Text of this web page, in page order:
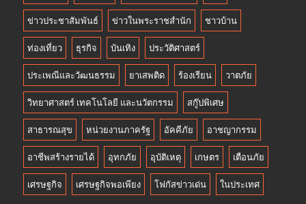
ข่าวประชาสัมพันธ์ ข่าวในพระราชสำนัก ชาวบ้าน
ท่องเที่ยว ธุรกิจ บันเทิง ประวัติศาสตร์
ประเพณีและวัฒนธรรม ยาเสพติด ร้องเรียน วาตภัย
วิทยาศาสตร์ เทคโนโลยี และนวัตกรรม สกู๊ปพิเศษ
สาธารณสุข หน่วยงานภาครัฐ อัคคีภัย อาชญากรรม
อาชีพสร้างรายได้ อุทกภัย อุบัติเหตุ เกษตร เตือนภัย
เศรษฐกิจ เศรษฐกิจพอเพียง โฟกัสข่าวเด่น ในประเทศ